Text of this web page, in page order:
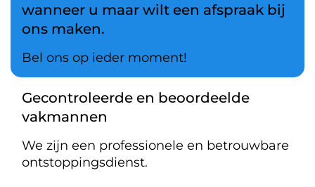
wanneer u maar wilt een afspraak bij
ons maken.
Bel ons op ieder moment!
Gecontroleerde en beoordeelde
vakmannen
We zijn een professionele en betrouwbare
ontstoppingsdienst.